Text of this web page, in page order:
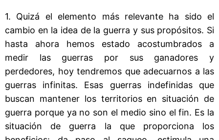
1. Quizá el elemento más relevante ha sido el
cambio en la idea de la guerra y sus propósitos. Si
hasta ahora hemos estado acostumbrados a
medir las guerras por sus ganadores y
perdedores, hoy tendremos que adecuarnos a las
guerras infinitas. Esas guerras indefinidas que
buscan mantener los territorios en situación de
guerra porque ya no son el medio sino el fin. Es la
situación de guerra la que proporciona los